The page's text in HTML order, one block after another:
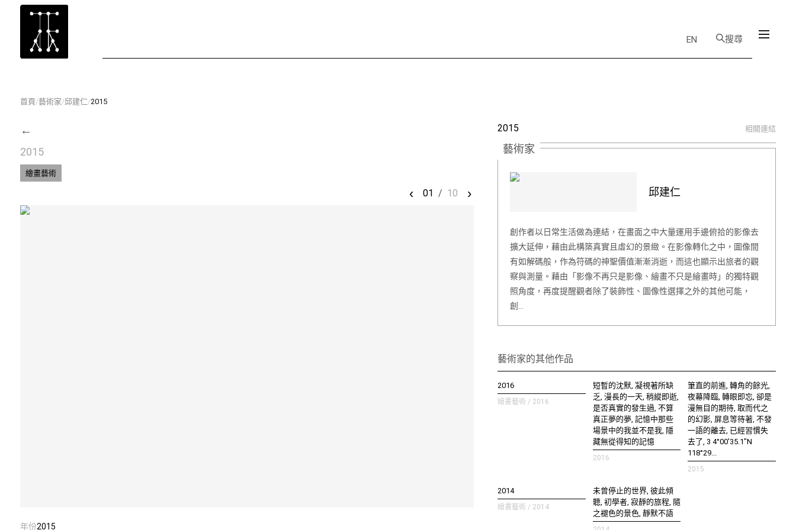
EN 搜尋
首頁/藝術家/邱建仁/2015
←
2015
繪畫藝術
‹ 01 / 10 ›
年份2015
2015 相關連結
藝術家
邱建仁
創作者以日常生活做為連結，在畫面之中大量運用手邊俯拾的影像去
擴大延伸，藉由此構築真實且虛幻的景緻。在影像轉化之中，圖像間
有如解碼般，作為符碼的神聖價值漸漸消逝，而這也顯示出旅者的觀
察與測量。藉由「影像不再只是影像、繪畫不只是繪畫時」的獨特觀
照角度，再度提醒觀者除了裝飾性、圖像性選擇之外的其他可能，
創…
藝術家的其他作品
2016
繪畫藝術 / 2016
短暫的沈默, 凝視著所缺
乏, 漫長的一天, 稍縱即逝,
是否真實的發生過, 不算
真正夢的夢, 記憶中那些
場景中的我並不是我, 隱
藏無從得知的記憶
2016
筆直的前進, 轉角的餘光,
夜幕降臨, 轉眼即忘, 卻是
漫無目的期待, 取而代之
的幻影, 屏息等待著, 不發
一語的離去, 已經習慣失
去了, 3 4°00'35.1"N
118°29...
2015
2014
繪畫藝術 / 2014
未曾停止的世界, 彼此傾
聽, 初學者, 寂靜的旅程, 隨
之褪色的景色, 靜默不語